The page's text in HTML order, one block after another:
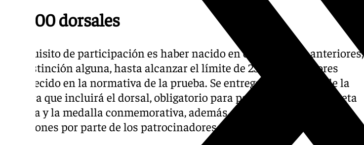
25.000 dorsales
El requisito de participación es haber nacido en el año 2010 y anteriores,
sin distinción alguna, hasta alcanzar el límite de 25.000 corredores
establecido en la normativa de la prueba. Se entregará una Bolsa de la
Carrera que incluirá el dorsal, obligatorio para participar, una camiseta
técnica y la medalla conmemorativa, además de otros productos y
atenciones por parte de los patrocinadores y colaboradores.